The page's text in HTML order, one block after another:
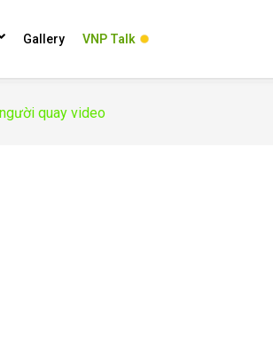
Gallery VNP Talk
quay video